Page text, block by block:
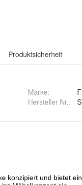
Produktsicherheit
Marke:
Hersteller Nr.: